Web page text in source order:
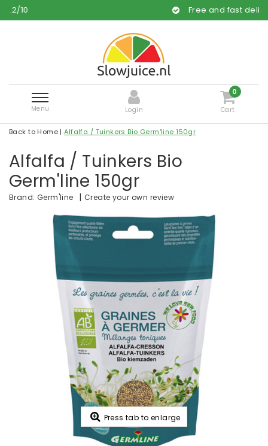
Free and fast delivery
Menu Login
0
Cart
Back to Home |Alfalfa / Tuinkers Bio Germ'line 150gr
Alfalfa / Tuinkers Bio
Germ'line 150gr
Brand: Germ'line | Create your own review
Press tab to enlarge